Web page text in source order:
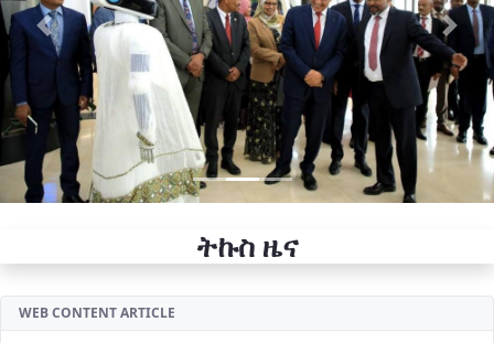
Previous Next
ትኩስ ዜና
WEB CONTENT ARTICLE